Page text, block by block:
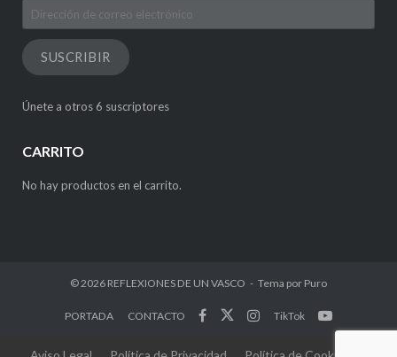
Dirección
de
correo
electrónico
SUSCRIBIR
Únete a otros 6 suscriptores
CARRITO
No hay productos en el carrito.
© 2026 REFLEXIONES DE UN VASCO Tema por Puro
PORTADA CONTACTO TikTok